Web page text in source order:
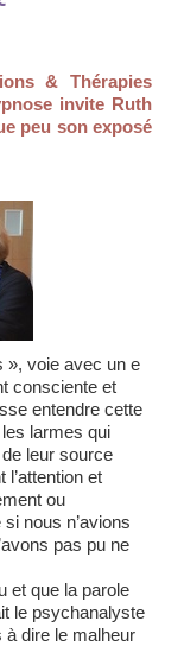
& Thérapies
invite Ruth
peu son exposé
consciente et
entendre cette
larmes qui
leur source
et
ou
nous n’avions
pas pu ne
et que la parole
le psychanalyste
à dire le malheur